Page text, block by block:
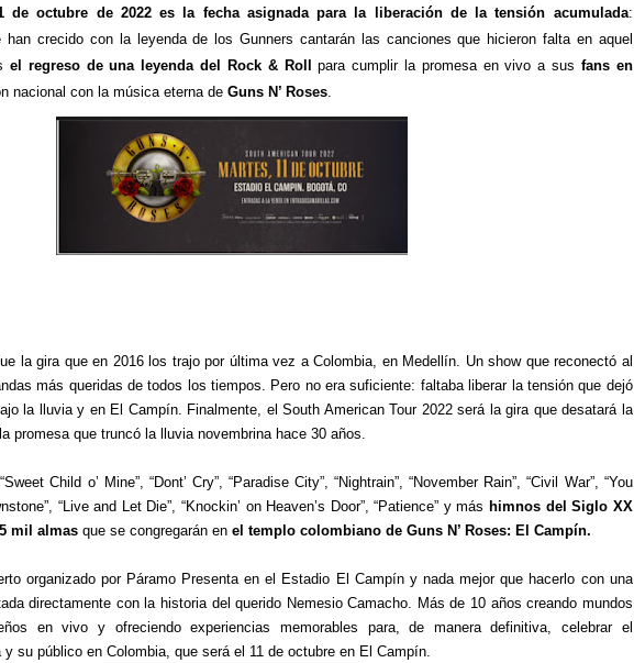
de octubre de 2022 es la fecha asignada para la liberación de la tensión acumulada:
han crecido con la leyenda de los Gunners cantarán las canciones que hicieron falta en aquel
el regreso de una leyenda del Rock & Roll para cumplir la promesa en vivo a sus fans en
nacional con la música eterna de Guns N’ Roses.
la gira que en 2016 los trajo por última vez a Colombia, en Medellín. Un show que reconectó al
más queridas de todos los tiempos. Pero no era suficiente: faltaba liberar la tensión que dejó
la lluvia y en El Campín. Finalmente, el South American Tour 2022 será la gira que desatará la
promesa que truncó la lluvia novembrina hace 30 años.
Child o’ Mine”, “Dont’ Cry”, “Paradise City”, “Nightrain”, “November Rain”, “Civil War”, “You
“Live and Let Die”, “Knockin’ on Heaven’s Door”, “Patience” y más himnos del Siglo XX
mil almas que se congregarán en el templo colombiano de Guns N’ Roses: El Campín.
organizado por Páramo Presenta en el Estadio El Campín y nada mejor que hacerlo con una
directamente con la historia del querido Nemesio Camacho. Más de 10 años creando mundos
en vivo y ofreciendo experiencias memorables para, de manera definitiva, celebrar el
su público en Colombia, que será el 11 de octubre en El Campín.